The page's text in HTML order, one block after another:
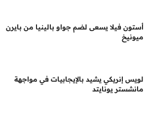
أستون فيلا يسعى لضم جواو بالينيا من بايرن
ميونيخ
لويس إنريكي يشيد بالإيجابيات في مواجهة
مانشستر يونايتد